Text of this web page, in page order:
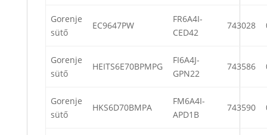
Gorenje
sütő
EC9647PW
FR6A4I-
CED42
743028
Gorenje
sütő
HEITS6E70BPMPG
FI6A4J-
GPN22
743586
Gorenje
sütő
HKS6D70BMPA
FM6A4I-
APD1B
743590